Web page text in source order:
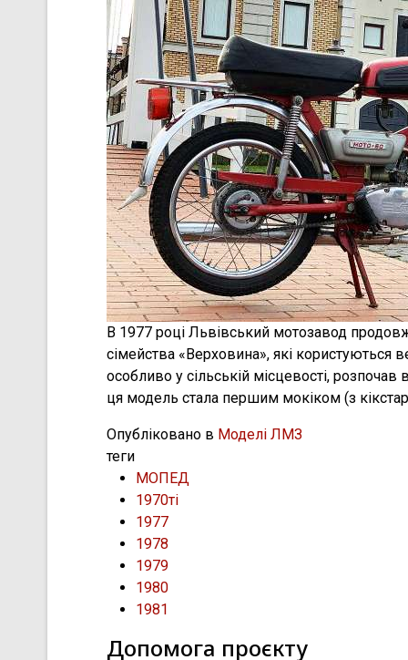
В 1977 році Львівський мотозавод
сімейства «Верховина», які користуються
особливо у сільській місцевості,
ця модель стала першим мокіком (з
Опубліковано в Моделі ЛМЗ
теги
МОПЕД
1970ті
1977
1978
1979
1980
1981
Допомога проєкту